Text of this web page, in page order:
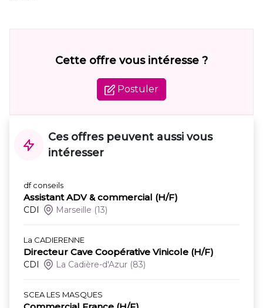
Cette offre vous intéresse ?
Postuler
Ces offres peuvent aussi vous
intéresser
df conseils
Assistant ADV & commercial (H/F)
CDI Marseille (13)
La CADIERENNE
Directeur Cave Coopérative Vinicole (H/F)
CDI La Cadière-d'Azur (83)
SCEA LES MASQUES